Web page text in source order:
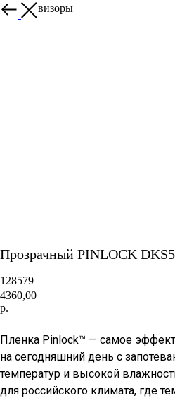
Другие визоры
Прозрачный PINLOCK
128579
4360,00
р.
Пленка Pinlock™ — самое
на сегодняшний день с
температур и высокой
для российского климата, где